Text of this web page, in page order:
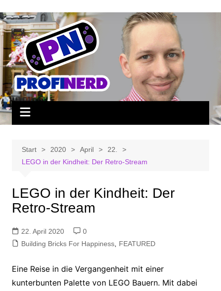
Inhalt
springen
Start 2020 April
22.
LEGO in der Kindheit: Der Retro-Stream
LEGO in der Kindheit: Der
Retro-Stream
22. April 2020
0
Building Bricks For Happiness, FEATURED
Eine Reise in die Vergangenheit mit einer
kunterbunten Palette von LEGO Bauern. Mit dabei